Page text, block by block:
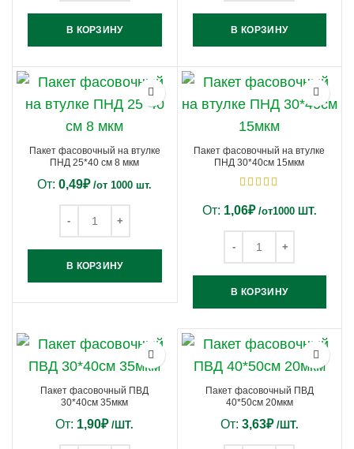
В КОРЗИНУ В КОРЗИНУ
Пакет фасовочный на втулке
ПНД 25*40 см 8 мкм
От:0,49₽ /от 1000 шт.
В КОРЗИНУ
Пакет фасовочный на втулке
ПНД 30*40см 15мкм
От: 1,06₽ /от1000 ШТ.
В КОРЗИНУ
Пакет фасовочный ПВД
30*40см 35мкм
От: 1,90₽ /ШТ.
Пакет фасовочный ПВД
40*50см 20мкм
От: 3,63₽ /ШТ.